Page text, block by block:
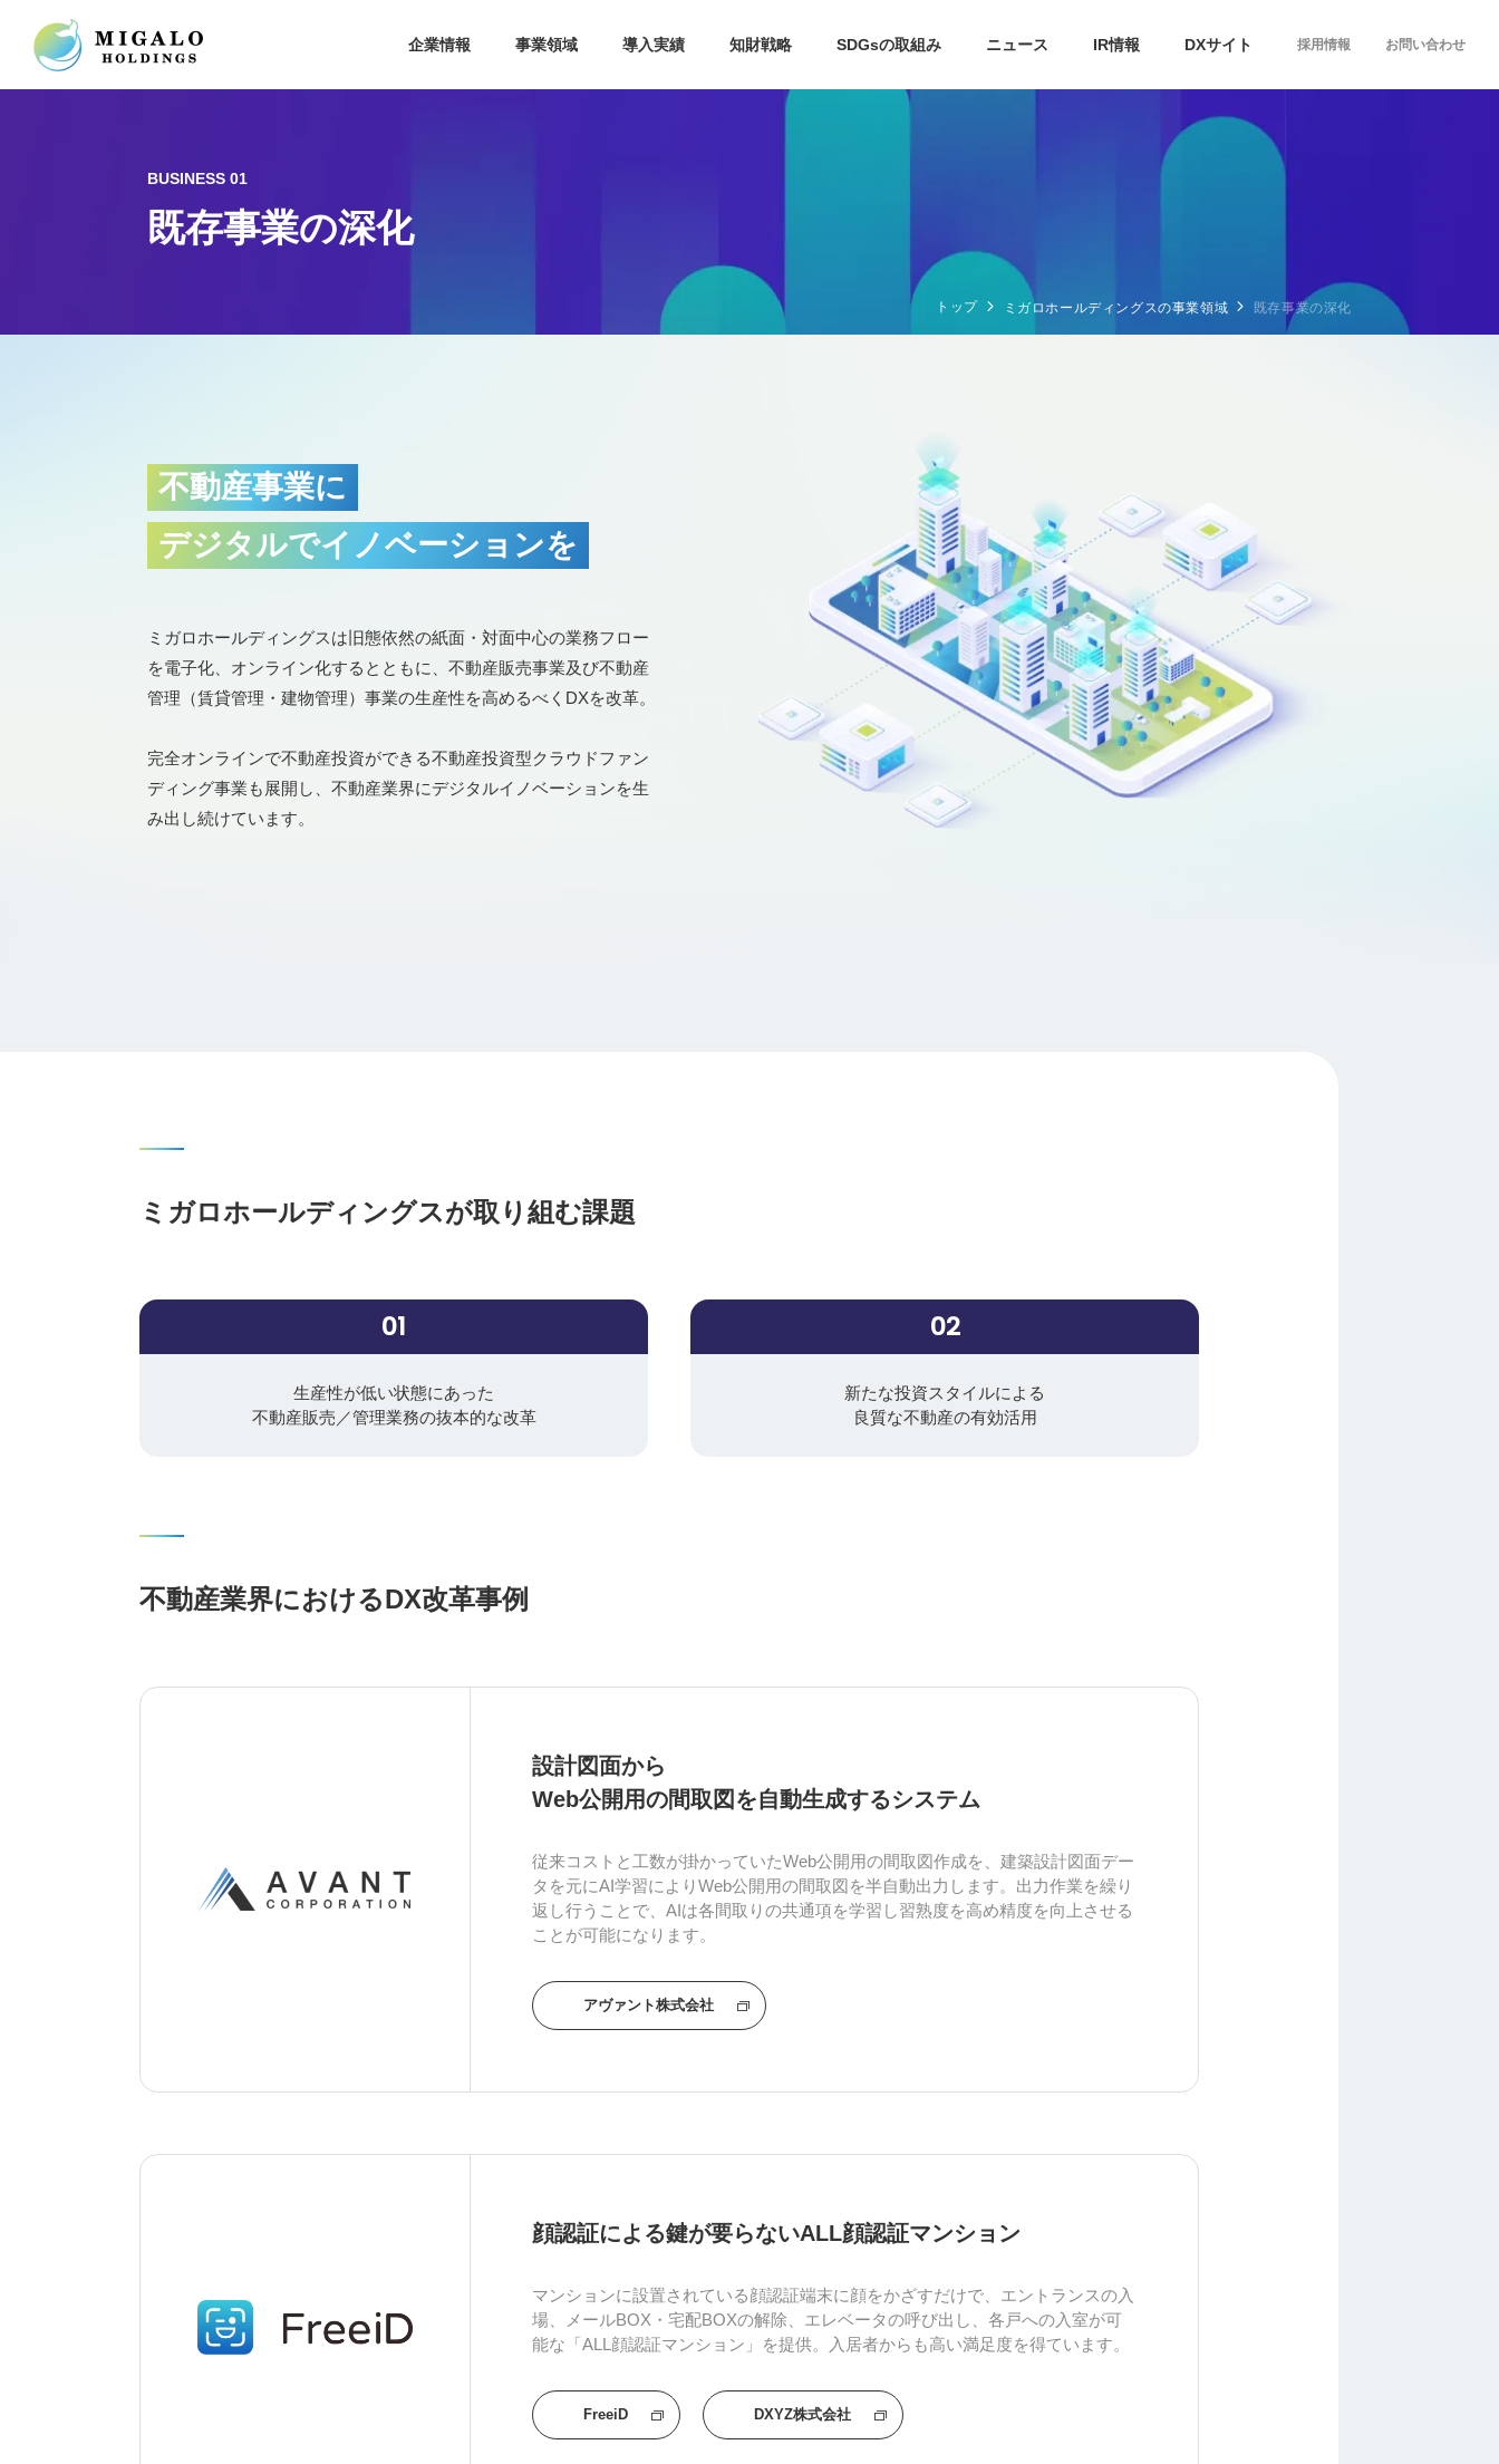
企業情報 事業領域 導入実績 知財戦略 SDGsの取組み ニュース IR情報 DXサイト 採用情報 お問い合わせ
BUSINESS 01
既存事業の深化
トップ ミガロホールディングスの事業領域 既存事業の深化
不動産事業に
デジタルでイノベーションを
ミガロホールディングスは旧態依然の紙面・対面中心の業務フロー
を電子化、オンライン化するとともに、不動産販売事業及び不動産
管理（賃貸管理・建物管理）事業の生産性を高めるべくDXを改革。
完全オンラインで不動産投資ができる不動産投資型クラウドファン
ディング事業も展開し、不動産業界にデジタルイノベーションを生
み出し続けています。
ミガロホールディングスが取り組む課題
01
生産性が低い状態にあった
不動産販売／管理業務の抜本的な改革
02
新たな投資スタイルによる
良質な不動産の有効活用
不動産業界におけるDX改革事例
設計図面から
Web公開用の間取図を自動生成するシステム
従来コストと工数が掛かっていたWeb公開用の間取図作成を、建築設計図面デー
タを元にAI学習によりWeb公開用の間取図を半自動出力します。出力作業を繰り
返し行うことで、AIは各間取りの共通項を学習し習熟度を高め精度を向上させる
ことが可能になります。
アヴァント株式会社
顔認証による鍵が要らないALL顔認証マンション
マンションに設置されている顔認証端末に顔をかざすだけで、エントランスの入
場、メールBOX・宅配BOXの解除、エレベータの呼び出し、各戸への入室が可
能な「ALL顔認証マンション」を提供。入居者からも高い満足度を得ています。
FreeiD DXYZ株式会社